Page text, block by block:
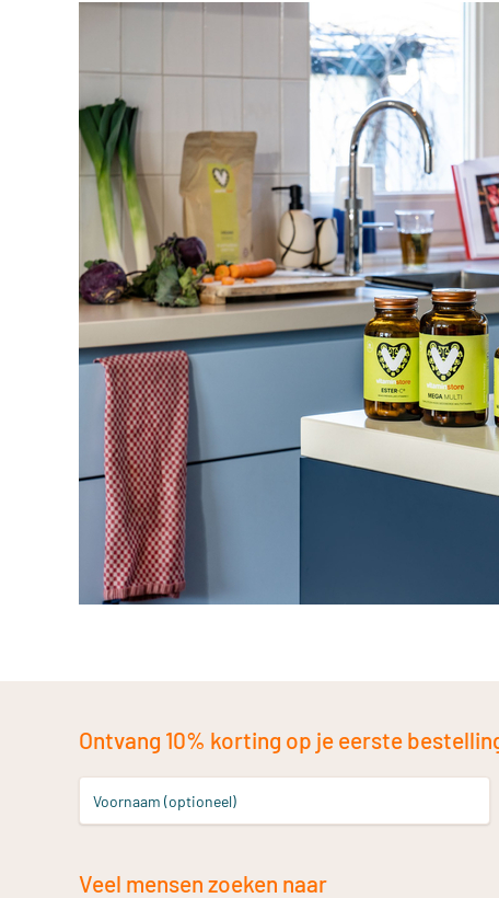
Ontvang 10% korting op je eerste
Voornaam (optioneel)
Veel mensen zoeken naar